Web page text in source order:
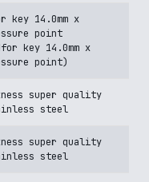
key 14.0mm x
point
key 14.0mm x
point)
super quality
steel
super quality
steel